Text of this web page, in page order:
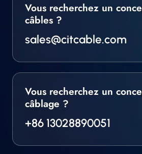
Vous recherchez un
câbles ?
sales@citcable.com
Vous recherchez un
câblage ?
+86 13028890051